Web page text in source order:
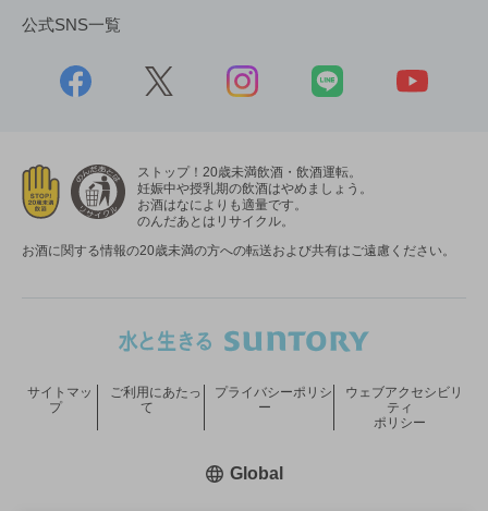
公式SNS一覧
ストップ！20歳未満飲酒・飲酒運転。
妊娠中や授乳期の飲酒はやめましょう。
お酒はなによりも適量です。
のんだあとはリサイクル。
お酒に関する情報の20歳未満の方への転送および共有はご遠慮ください。
サイトマッ
プ
ご利用にあたっ
て
プライバシーポリシ
ー
ウェブアクセシビリ
ティ
ポリシー
Global新しいウィンドウで開く